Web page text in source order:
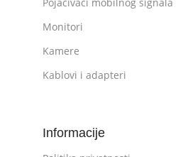
Monitori
Kamere
Kablovi i adapteri
Informacije